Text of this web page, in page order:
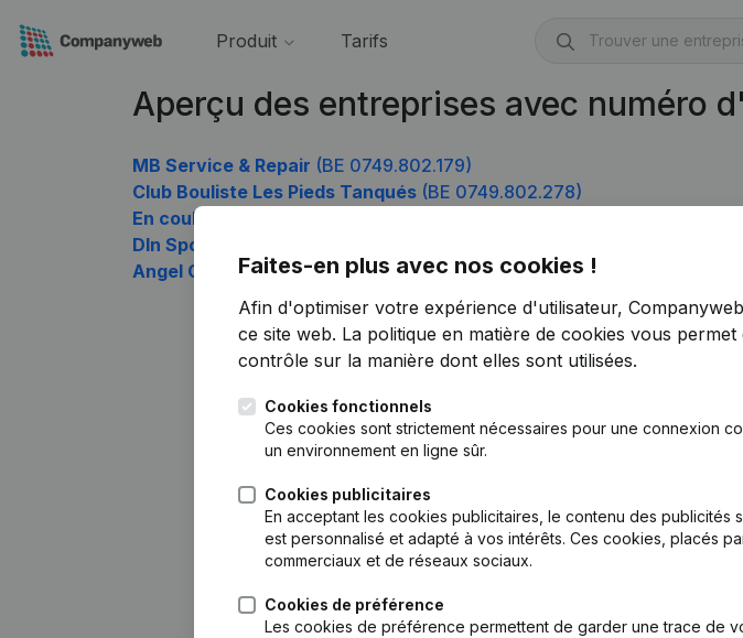
Produit Tarifs
Aperçu des entreprises avec numéro
MB Service & Repair (BE 0749.802.179)
Club Bouliste Les Pieds Tanqués (BE 0749.802.278)
En coulisse !
Dln Sport Asbl
Angel Consultancy and Network(BE 0749.802.773)
Faites-en plus avec nos cookies !
Afin d'optimiser votre expérience d'utilisateur,
ce site web. La politique en matière de cookies vous permet
contrôle sur la manière dont elles sont utilisées.
Cookies fonctionnels
Ces cookies sont strictement nécessaires pour une connexion
un environnement en ligne sûr.
Cookies publicitaires
En acceptant les cookies publicitaires, le contenu des publicités
est personnalisé et adapté à vos intérêts. Ces cookies, placés
commerciaux et de réseaux sociaux.
Cookies de préférence
Les cookies de préférence permettent de garder une trace de